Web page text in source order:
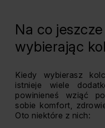
Na co
wybierając
Kiedy wybierasz
istnieje wiele
powinieneś wziąć
sobie komfort,
Oto niektóre z nich: